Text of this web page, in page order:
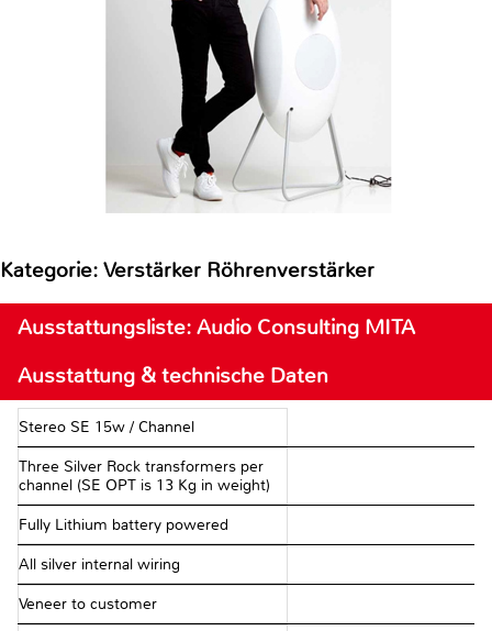
Kategorie: Verstärker Röhrenverstärker
Ausstattungsliste: Audio Consulting MITA
Ausstattung & technische Daten
Stereo SE 15w / Channel
Three Silver Rock transformers per
channel (SE OPT is 13 Kg in weight)
Fully Lithium battery powered
All silver internal wiring
Veneer to customer